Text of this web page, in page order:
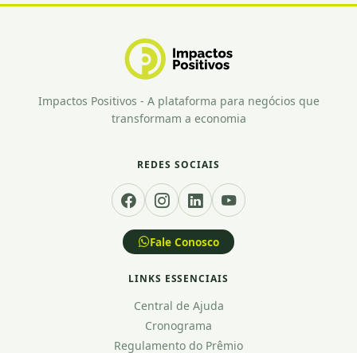
Impactos Positivos - A plataforma para negócios que
transformam a economia
REDES SOCIAIS
Fale Conosco
LINKS ESSENCIAIS
Central de Ajuda
Cronograma
Regulamento do Prêmio